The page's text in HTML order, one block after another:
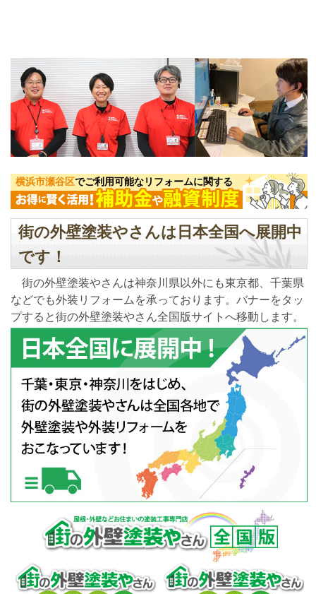
横浜市瀬谷区でご利用可能なリフォームに関する
街の外壁塗装やさんは日本全国へ展開中
です！
街の外壁塗装やさんは神奈川県以外にも東京都、千葉県
などでも外装リフォームを承っております。バナーをタッ
プすると街の外壁塗装やさん全国版サイトへ移動します。